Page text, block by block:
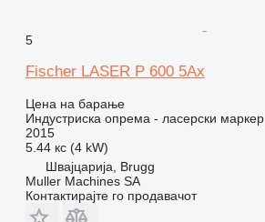
5
Fischer LASER P 600 5Ax
Цена на барање
Индустриска опрема - ласерски маркер
2015
5.44 кс (4 kW)
Швајцарија, Brugg
Muller Machines SA
Контактирајте го продавачот